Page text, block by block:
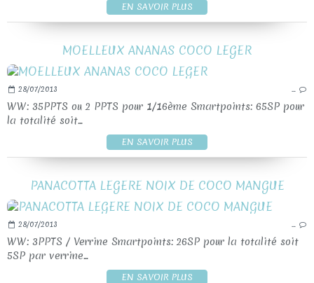
EN SAVOIR PLUS
MOELLEUX ANANAS COCO LEGER
28/07/2013 …
WW: 35PPTS ou 2 PPTS pour 1/16ème Smartpoints: 65SP pour
la totalité soit...
EN SAVOIR PLUS
PANACOTTA LEGERE NOIX DE COCO MANGUE
28/07/2013 …
WW: 3PPTS / Verrine Smartpoints: 26SP pour la totalité soit
5SP par verrine...
EN SAVOIR PLUS